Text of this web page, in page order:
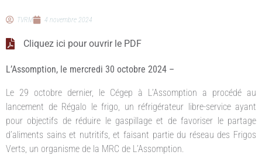
TVRM 4 novembre 2024
Cliquez ici pour ouvrir le PDF
L’Assomption, le mercredi 30 octobre 2024 –
Le 29 octobre dernier, le Cégep à L’Assomption a procédé au
lancement de Régalo le frigo, un réfrigérateur libre-service ayant
pour objectifs de réduire le gaspillage et de favoriser le partage
d’aliments sains et nutritifs, et faisant partie du réseau des Frigos
Verts, un organisme de la MRC de L’Assomption.